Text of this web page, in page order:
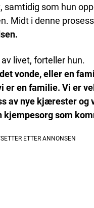
som hun
Midt i denne
livet, forteller hun.
vonde, eller en
en familie. Vi er
av nye kjærester og
kjempesorg som